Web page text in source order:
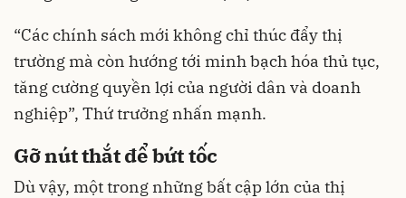
“Các chính sách mới không chỉ thúc đẩy thị
trường mà còn hướng tới minh bạch hóa thủ tục,
tăng cường quyền lợi của người dân và doanh
nghiệp”, Thứ trưởng nhấn mạnh.
Gỡ nút thắt để bứt tốc
Dù vậy, một trong những bất cập lớn của thị